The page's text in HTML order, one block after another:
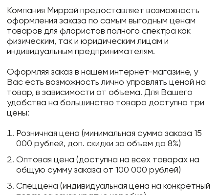
Компания Миррэй предоставляет возможность
оформления заказа по самым выгодным ценам
товаров для флористов полного спектра как
физическим, так и юридическим лицам и
индивидуальным предпринимателям.
Оформляя заказ в нашем интернет-магазине, у
Вас есть возможность лично управлять ценой на
товар, в зависимости от объема. Для Вашего
удобства на большинство товара доступно три
цены:
Розничная цена (минимальная сумма заказа 15
000 рублей, доп. скидки за объем до 8%)
Оптовая цена (доступна на всех товарах на
общую сумму заказа от 100 000 рублей)
Спеццена (индивидуальная цена на конкретный